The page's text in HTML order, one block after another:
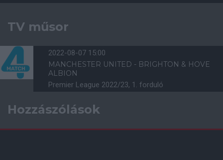
TV műsor
2022-08-07 15:00
MANCHESTER UNITED - BRIGHTON & HOVE
ALBION
Premier League 2022/23, 1. forduló
Hozzászólások